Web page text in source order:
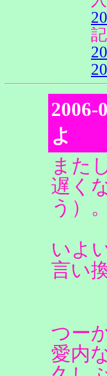
よ
また
遅く
う）。
いよ
言い
つー
愛内